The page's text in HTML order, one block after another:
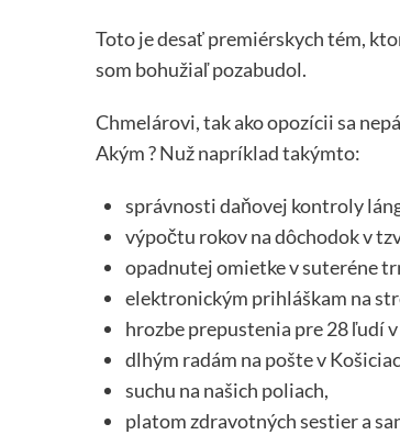
Toto je desať premiérskych tém,
som bohužiaľ pozabudol.
Chmelárovi, tak ako opozícii sa
Akým ? Nuž napríklad takýmto:
správnosti daňovej kontroly
výpočtu rokov na dôchodok v
opadnutej omietke v suteréne
elektronickým prihláškam na
hrozbe prepustenia pre 28 ľudí
dlhým radám na pošte v
suchu na našich poliach,
platom zdravotných sestier a